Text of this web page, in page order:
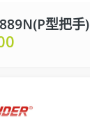
型把手)